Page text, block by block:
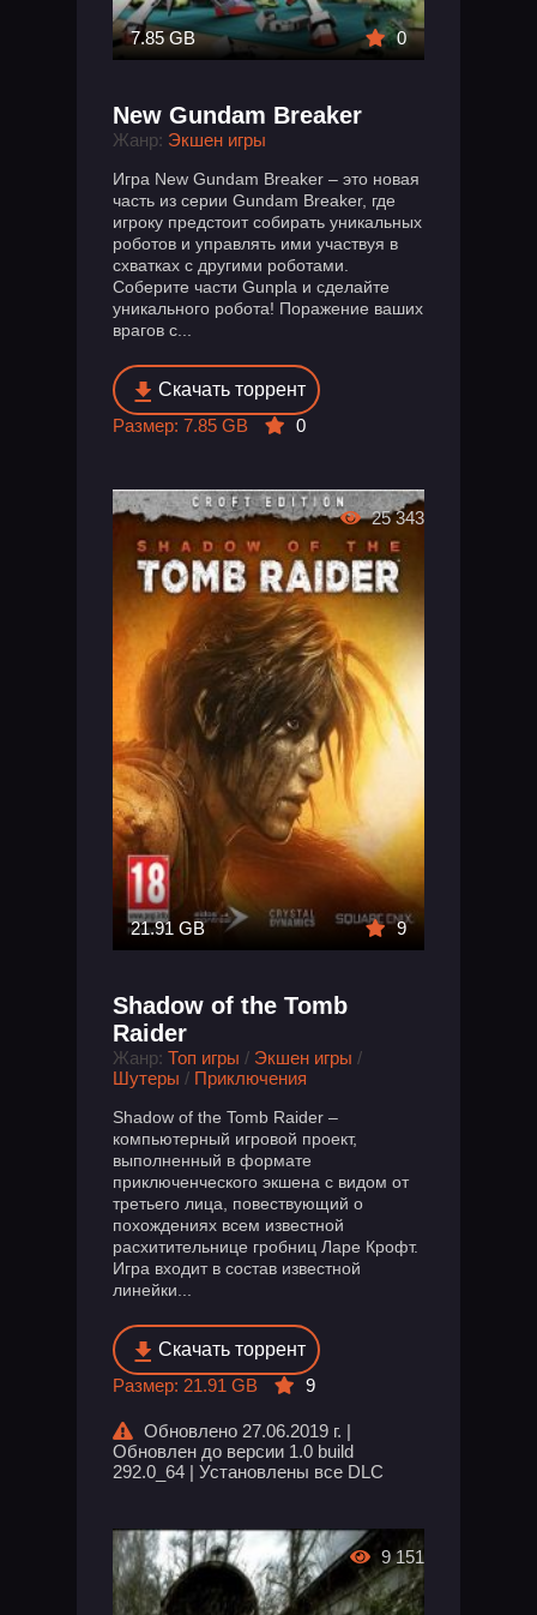
7.85 GB 0
New Gundam Breaker
Жанр: Экшен игры
Игра New Gundam Breaker – это новая
часть из серии Gundam Breaker, где
игроку предстоит собирать уникальных
роботов и управлять ими участвуя в
схватках с другими роботами.
Соберите части Gunpla и сделайте
уникального робота! Поражение ваших
врагов с...
Скачать торрент
Размер: 7.85 GB
0
21.91 GB 9
Shadow of the Tomb
Raider
Жанр: Топ игры / Экшен игры /
Шутеры / Приключения
Shadow of the Tomb Raider –
компьютерный игровой проект,
выполненный в формате
приключенческого экшена с видом от
третьего лица, повествующий о
похождениях всем известной
расхитительнице гробниц Ларе Крофт.
Игра входит в состав известной
линейки...
Скачать торрент
Размер: 21.91 GB
9
Обновлено 27.06.2019 г. |
Обновлен до версии 1.0 build
292.0_64 | Установлены все DLC
25 343
9 151